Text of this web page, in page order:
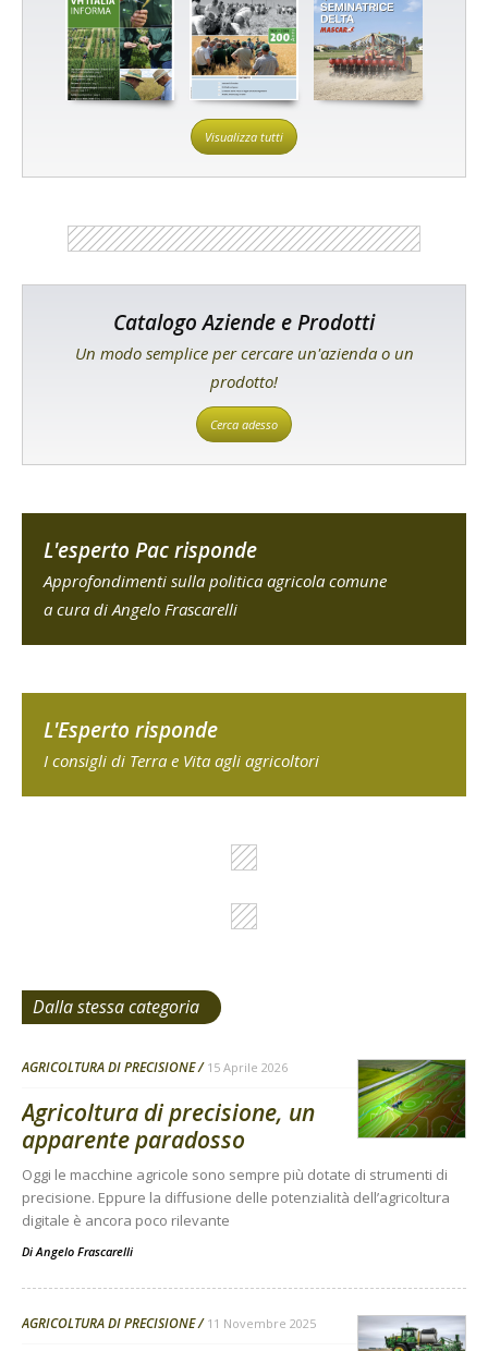
Visualizza tutti
Catalogo Aziende e Prodotti
Un modo semplice per cercare un'azienda o un
prodotto!
Cerca adesso
L'esperto Pac risponde
Approfondimenti sulla politica agricola comune
a cura di Angelo Frascarelli
L'Esperto risponde
I consigli di Terra e Vita agli agricoltori
Dalla stessa categoria
AGRICOLTURA DI PRECISIONE 15 Aprile 2026
Agricoltura di precisione, un
apparente paradosso
Oggi le macchine agricole sono sempre più dotate di strumenti di
precisione. Eppure la diffusione delle potenzialità dell’agricoltura
digitale è ancora poco rilevante
DiAngelo Frascarelli
AGRICOLTURA DI PRECISIONE 11 Novembre 2025